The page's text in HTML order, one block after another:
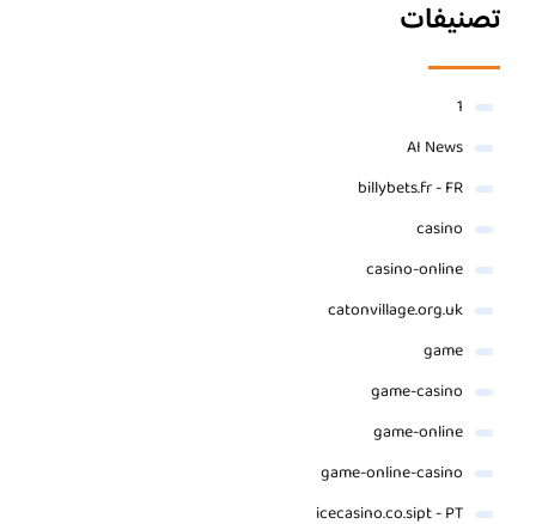
تصنيفات
1
AI News
billybets.fr - FR
casino
casino-online
catonvillage.org.uk
game
game-casino
game-online
game-online-casino
icecasino.co.sipt - PT